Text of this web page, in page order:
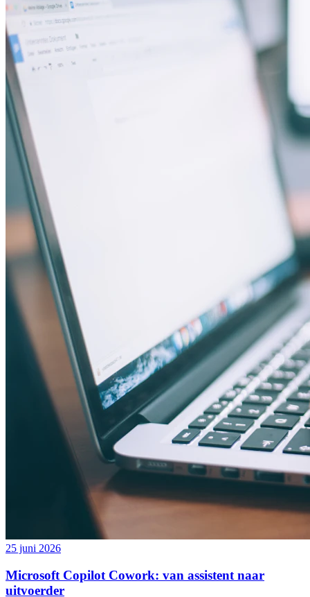
25 juni 2026
Microsoft Copilot Cowork: van assistent naar
uitvoerder